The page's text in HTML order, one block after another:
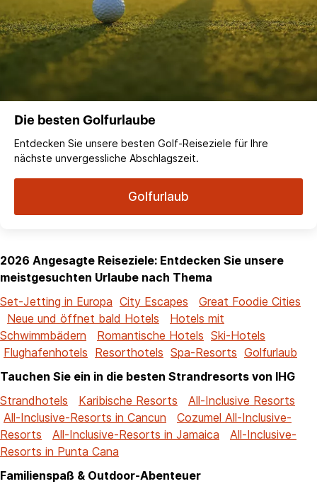
Die besten Golfurlaube
Entdecken Sie unsere besten Golf-Reiseziele für Ihre
nächste unvergessliche Abschlagszeit.
Golfurlaub
2026 Angesagte Reiseziele: Entdecken Sie unsere
meistgesuchten Urlaube nach Thema
Set-Jetting in Europa City Escapes
Great Foodie Cities
Neue und öffnet bald Hotels
Hotels mit
Schwimmbädern
Romantische Hotels Ski-Hotels
Flughafenhotels Resorthotels Spa-Resorts Golfurlaub
Tauchen Sie ein in die besten Strandresorts von IHG
Strandhotels
Karibische Resorts
All-Inclusive Resorts
All-Inclusive-Resorts in Cancun
Cozumel All-Inclusive-
Resorts
All-Inclusive-Resorts in Jamaica
All-Inclusive-
Resorts in Punta Cana
Familienspaß & Outdoor-Abenteuer